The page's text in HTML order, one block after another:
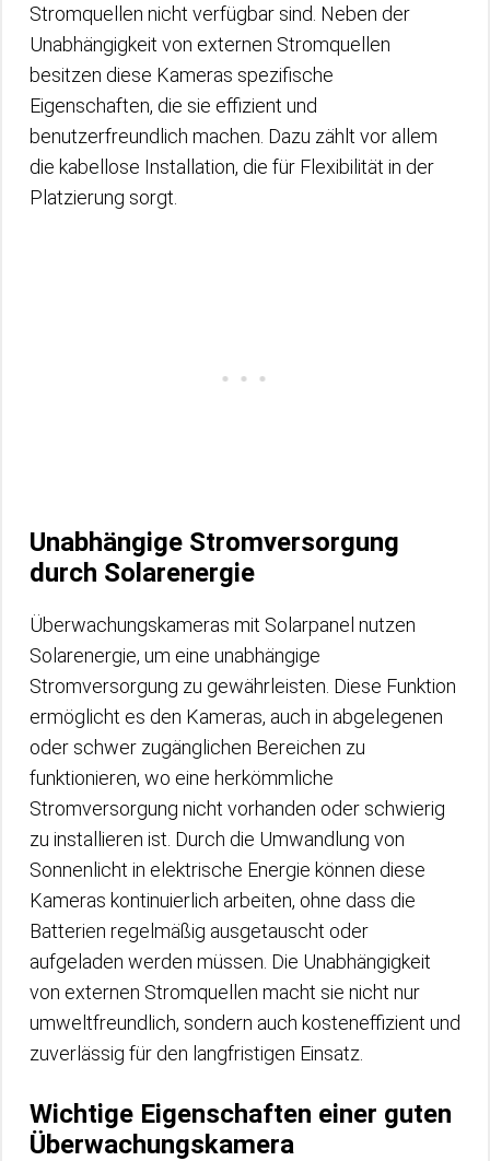
Stromquellen nicht verfügbar sind. Neben der
Unabhängigkeit von externen Stromquellen
besitzen diese Kameras spezifische
Eigenschaften, die sie effizient und
benutzerfreundlich machen. Dazu zählt vor allem
die kabellose Installation, die für Flexibilität in der
Platzierung sorgt.
Unabhängige Stromversorgung
durch Solarenergie
Überwachungskameras mit Solarpanel nutzen
Solarenergie, um eine unabhängige
Stromversorgung zu gewährleisten. Diese Funktion
ermöglicht es den Kameras, auch in abgelegenen
oder schwer zugänglichen Bereichen zu
funktionieren, wo eine herkömmliche
Stromversorgung nicht vorhanden oder schwierig
zu installieren ist. Durch die Umwandlung von
Sonnenlicht in elektrische Energie können diese
Kameras kontinuierlich arbeiten, ohne dass die
Batterien regelmäßig ausgetauscht oder
aufgeladen werden müssen. Die Unabhängigkeit
von externen Stromquellen macht sie nicht nur
umweltfreundlich, sondern auch kosteneffizient und
zuverlässig für den langfristigen Einsatz.
Wichtige Eigenschaften einer guten
Überwachungskamera